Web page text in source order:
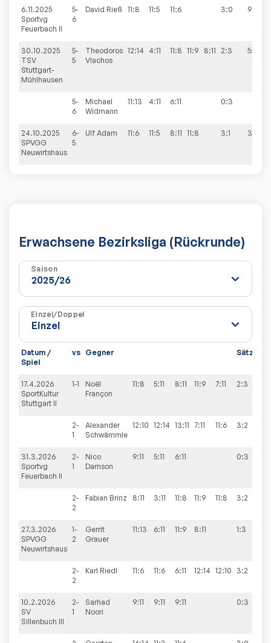
6.11.2025
Sportvg
Feuerbach II
5-
6
David Rieß 11:8 11:5 11:6 3:0 9:3
30.10.2025
TSV
Stuttgart-
Mühlhausen
5-
5
Theodoros
Vlachos
12:14 4:11 11:8 11:9 8:11 2:3 5:9
5-
6
Michael
Widmann
11:13 4:11 6:11 0:3
24.10.2025
SPVGG
Neuwirtshaus
6-
5
Ulf Adam 11:6 11:5 8:11 11:8 3:1 3:9
Erwachsene Bezirksliga (Rückrunde)
Saison
Einzel/Doppel
Datum /
Spiel
vs Gegner Sätze
17.4.2026
SportKultur
Stuttgart II
1-1
Noël
Françon
11:8 5:11 8:11 11:9 7:11 2:3
2-
1
Alexander
Schwämmle
12:10 12:14 13:11 7:11 11:6 3:2
31.3.2026
Sportvg
Feuerbach II
2-
1
Nico
Damson
9:11 5:11 6:11 0:3
2-
2
Fabian Brinz 8:11 3:11 11:8 11:9 11:8 3:2
27.3.2026
SPVGG
Neuwirtshaus
1-
2
Gerrit
Grauer
11:13 6:11 11:9 8:11 1:3
2-
2
Karl Riedl 11:6 11:6 6:11 12:14 12:10 3:2
10.2.2026
SV
Sillenbuch III
2-
1
Sarhad
Noori
9:11 9:11 9:11 0:3